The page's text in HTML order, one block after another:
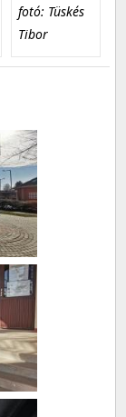
fotó: Tüskés
Tibor